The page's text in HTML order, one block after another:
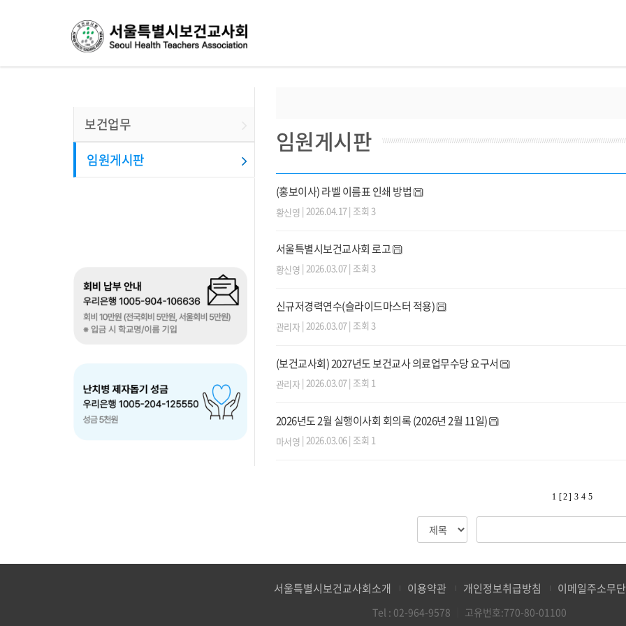
보건업무
임원게시판
임원게시판
(홍보이사) 라벨 이름표 인쇄 방법
황신영 | 2026.04.17 | 조회 3
서울특별시보건교사회 로고
황신영 | 2026.03.07 | 조회 3
신규저경력연수(슬라이드마스터 적용)
관리자 | 2026.03.07 | 조회 3
(보건교사회) 2027년도 보건교사 의료업무수당 요구서
관리자 | 2026.03.07 | 조회 1
2026년도 2월 실행이사회 회의록 (2026년 2월 11일)
마서영 | 2026.03.06 | 조회 1
1 [ 2 ] 3 4 5
서울특별시보건교사회소개 이용약관 개인정보취급방침 이메일주소무
Tel : 02-964-9578
고유번호:770-80-01100